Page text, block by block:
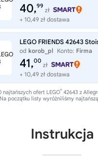
40,99
zł
+ 10,49 zł dostawa
od korob_pl Konto: Firma
41,00
zł
+ 10,49 zł dostawa
najtańszych ofert LEGO® 42643 z
początku listy wyróżniliśmy
Instrukcja